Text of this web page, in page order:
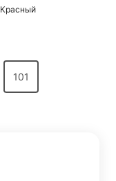
Красный
101